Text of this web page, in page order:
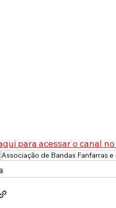
para acessar o canal
Associação de Bandas Fanfarras e